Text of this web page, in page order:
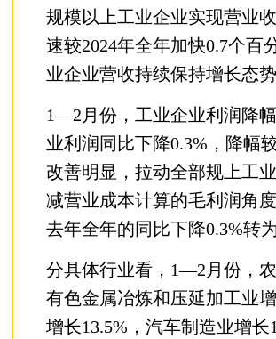
规模以上工业企业实现营业
速较2024年全年加快0.7个百
业企业营收持续保持增长态
1—2月份，工业企业利润降
业利润同比下降0.3%，降幅
改善明显，拉动全部规上工
减营业成本计算的毛利润角
去年全年的同比下降0.3%转为
分具体行业看，1—2月份，
有色金属冶炼和压延加工业
增长13.5%，汽车制造业增